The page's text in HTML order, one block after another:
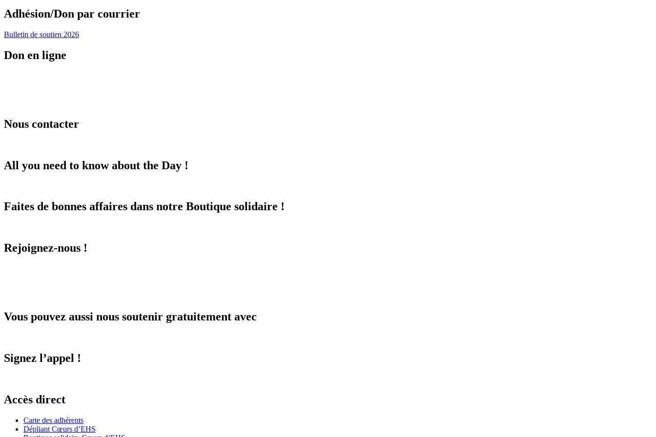
Adhésion/Don par courrier
Bulletin de soutien 2026
Don en ligne
Nous contacter
All you need to know about the Day !
Faites de bonnes affaires dans notre Boutique solidaire !
Rejoignez-nous !
Vous pouvez aussi nous soutenir gratuitement avec
Signez l’appel !
Accès direct
Carte des adhérents
Dépliant Cœurs d’EHS